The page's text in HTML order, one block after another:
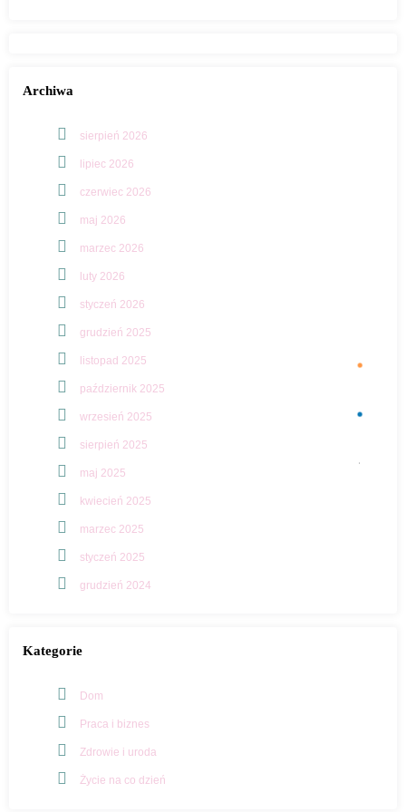
Archiwa
sierpień 2026
lipiec 2026
czerwiec 2026
maj 2026
marzec 2026
luty 2026
styczeń 2026
grudzień 2025
listopad 2025
październik 2025
wrzesień 2025
sierpień 2025
maj 2025
kwiecień 2025
marzec 2025
styczeń 2025
grudzień 2024
Kategorie
Dom
Praca i biznes
Zdrowie i uroda
Życie na co dzień